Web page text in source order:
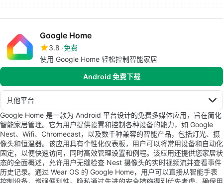
Google Home
3.8 免费
使用 Google Home 轻松控制智能家居
Android 免费下载
其他平台
Google Home 是一款为 Android 平台设计的免费多媒体应用，旨在简化
智能家居管理。它为用户提供设置和控制各种设备的能力，如 Google
Nest、Wifi、Chromecast，以及数千种兼容的智能产品，包括灯光、摄
像头和恒温器。该应用具有个性化仪表板，用户可以将常用设备和自动化
固定，以便快速访问，同时高效管理设置和例程。该应用还提供您家居状
态的全面概述，允许用户无缝检查 Nest 摄像头的实时视频流并查看事件
历史记录。通过 Wear OS 的 Google Home，用户可以直接从智能手表
控制设备，增强便利性。隐私通过先进的安全措施得到优先考虑，确保用